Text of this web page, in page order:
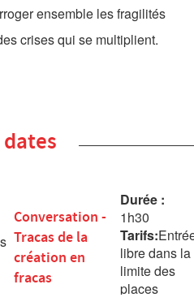
ensemble les fragilités
crises qui se multiplient.
dates
Conversation -
Tracas de la
création en
fracas
Durée :
1h30
Tarifs:
libre dans la
limite des
places